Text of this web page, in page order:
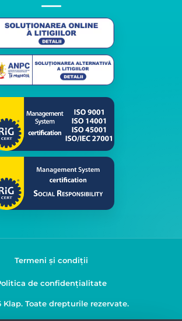
Termeni și condiții
de confidențialitate
Klap. Toate drepturile rezervate.